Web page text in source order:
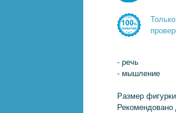
- речь
- мышление
Размер